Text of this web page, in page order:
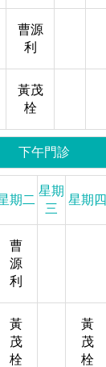
曹源
利
黃茂
栓
下午門診
期二
星期
三
星期四
曹
源
利
黃
茂
栓
黃
茂
栓